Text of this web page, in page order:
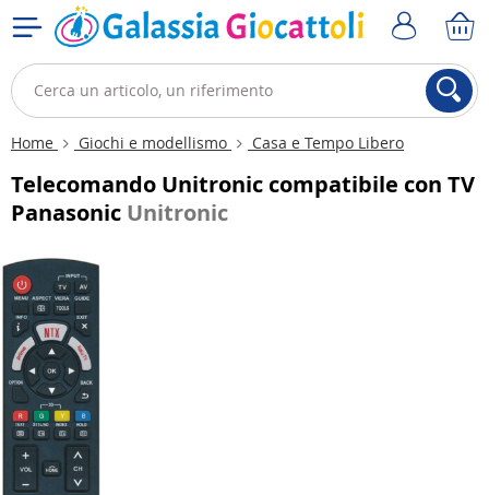
Home Giochi e modellismo Casa e Tempo Libero
Telecomando Unitronic compatibile con TV
Panasonic Unitronic